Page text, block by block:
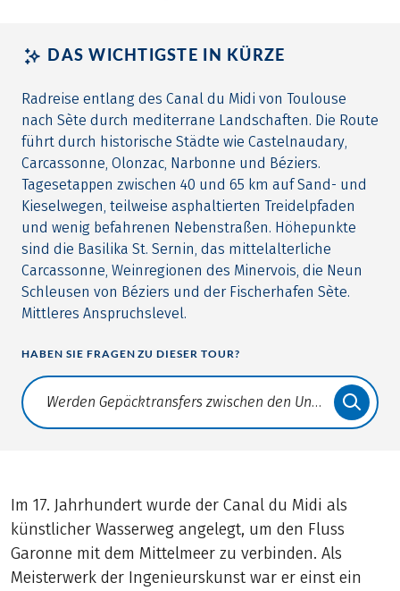
DAS WICHTIGSTE IN KÜRZE
Radreise entlang des Canal du Midi von Toulouse
nach Sète durch mediterrane Landschaften. Die Route
führt durch historische Städte wie Castelnaudary,
Carcassonne, Olonzac, Narbonne und Béziers.
Tagesetappen zwischen 40 und 65 km auf Sand- und
Kieselwegen, teilweise asphaltierten Treidelpfaden
und wenig befahrenen Nebenstraßen. Höhepunkte
sind die Basilika St. Sernin, das mittelalterliche
Carcassonne, Weinregionen des Minervois, die Neun
Schleusen von Béziers und der Fischerhafen Sète.
Mittleres Anspruchslevel.
HABEN SIE FRAGEN ZU DIESER TOUR?
Translate: a11y.faq.search
Im 17. Jahrhundert wurde der Canal du Midi als
künstlicher Wasserweg angelegt, um den Fluss
Garonne mit dem Mittelmeer zu verbinden. Als
Meisterwerk der Ingenieurskunst war er einst ein